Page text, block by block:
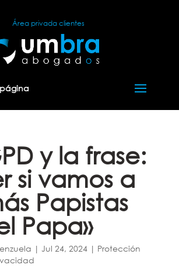
Área privada clientes
y la frase:
si vamos a
Papistas
Papa»
| Jul 24, 2024| Protección